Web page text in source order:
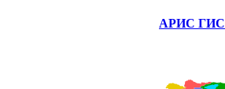
АРИС ГИС